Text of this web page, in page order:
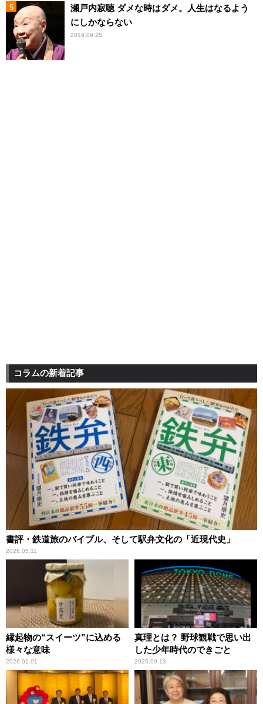
瀬戸内寂聴 ダメな時はダメ。人生はなるよう
にしかならない
2019.09.25
コラムの新着記事
書評・鉄道旅のバイブル、そして駅弁文化の「近現代史」
2026.05.11
縁起物の“スイーツ”に込める
様々な意味
2026.01.01
真理とは？ 野球観戦で思い出
した少年時代のできごと
2025.09.13